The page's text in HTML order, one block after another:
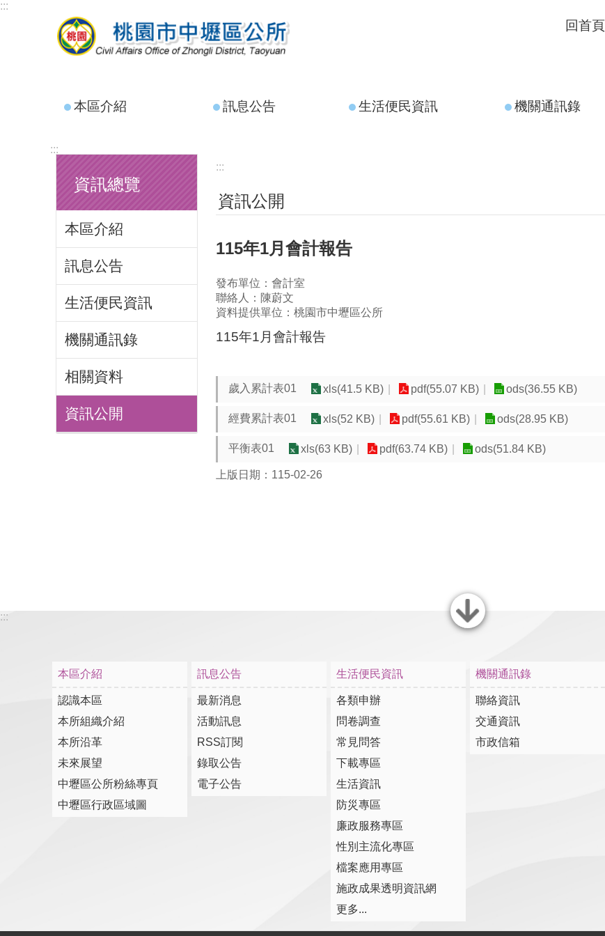
跳到主要內容區塊
:::
回首頁
本區介紹 訊息公告 生活便民資訊 機關通訊錄
:::
資訊總覽
本區介紹
訊息公告
生活便民資訊
機關通訊錄
相關資料
資訊公開
:::
資訊公開
115年1月會計報告
發布單位：會計室
聯絡人：陳蔚文
資料提供單位：桃園市中壢區公所
115年1月會計報告
歲入累計表01 xls(41.5 KB) pdf(55.07 KB) ods(36.55 KB)
經費累計表01 xls(52 KB) pdf(55.61 KB) ods(28.95 KB)
平衡表01 xls(63 KB) pdf(63.74 KB) ods(51.84 KB)
上版日期：115-02-26
選單
:::
本區介紹
認識本區
本所組織介紹
本所沿革
未來展望
中壢區公所粉絲專頁
中壢區行政區域圖
訊息公告
最新消息
活動訊息
RSS訂閱
錄取公告
電子公告
生活便民資訊
各類申辦
問卷調查
常見問答
下載專區
生活資訊
防災專區
廉政服務專區
性別主流化專區
檔案應用專區
施政成果透明資訊網
更多...
機關通訊錄
聯絡資訊
交通資訊
市政信箱